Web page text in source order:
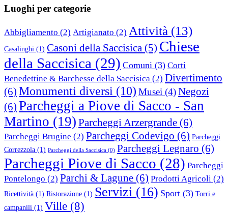
Luoghi per categorie
Abbigliamento (2) Artigianato (2) Attività (13)
Casalinghi (1) Casoni della Saccisica (5) Chiese
della Saccisica (29) Comuni (3) Corti
Benedettine & Barchesse della Saccisica (2) Divertimento
(6) Monumenti diversi (10) Musei (4)Negozi
(6) Parcheggi a Piove di Sacco - San
Martino (19) Parcheggi Arzergrande (6)
Parcheggi Brugine (2) Parcheggi Codevigo (6) Parcheggi
Correzzola (1) Parcheggi della Saccisica (0) Parcheggi Legnaro (6)
Parcheggi Piove di Sacco (28) Parcheggi
Pontelongo (2) Parchi & Lagune (6) Prodotti Agricoli (2)
Ricettività (1) Ristorazione (1) Servizi (16) Sport (3) Torri e
campanili (1) Ville (8)